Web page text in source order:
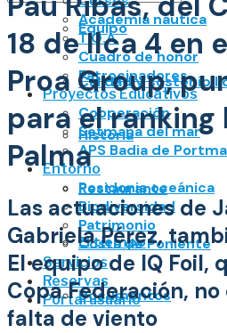
No Result
View All Result
Academia náutica
T.O.A.
Cuadro de honor
Patrocinadores
Proyectos Educativos
Cooperación
Setmana del mar
APS Badia de
Entorno
Posidonia oceánica
Biodiversidad
Patrimonio
Costa de Poniente
Servicios
Reservas
Portal usuario
Equipo
Calidad y
Historia
Restaurante
El tiempo
Documentos
18 de Ilca 4 en
Proa Group,
para el ranking
Palma
Las actuaciones de
Gabriela Pérez,
El equipo de IQ Foil,
Copa Federación,
falta de viento